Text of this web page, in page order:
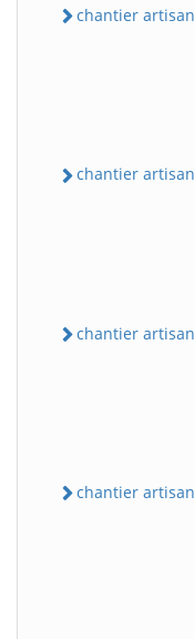
chantier
chantier artisan
chantier artisan
chantier artisan